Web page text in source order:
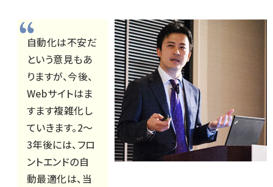
自動化は不安だ
という意見もあ
りますが、今後、
Webサイトはま
すます複雑化し
ていきます。2～
3年後には、フロ
ントエンドの自
動最適化は、当